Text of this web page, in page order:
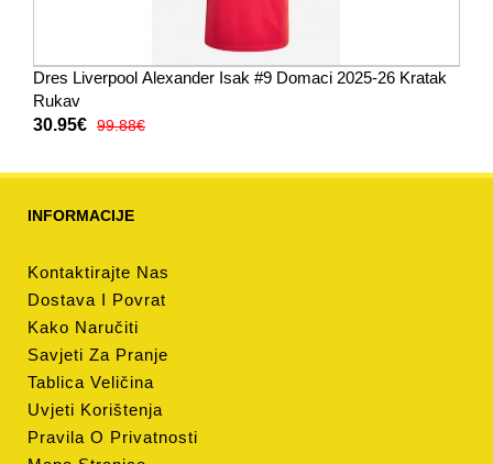
Dres Liverpool Alexander Isak #9 Domaci 2025-26 Kratak
Rukav
30.95€ 99.88€
INFORMACIJE
Kontaktirajte Nas
Dostava I Povrat
Kako Naručiti
Savjeti Za Pranje
Tablica Veličina
Uvjeti Korištenja
Pravila O Privatnosti